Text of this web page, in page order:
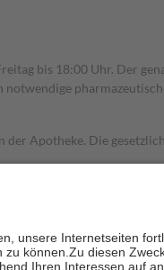
bis 18:00 Uhr. Der
Apotheke. Die
Euro je Verordnung.
der Familie zu